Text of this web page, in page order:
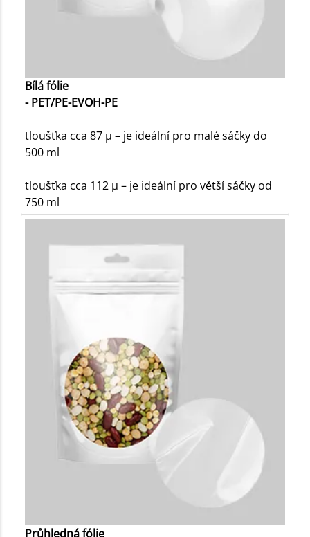
Bílá fólie
- PET/PE-EVOH-PE
tloušťka cca 87 µ – je ideální pro malé sáčky do
500 ml
tloušťka cca 112 µ – je ideální pro větší sáčky od
750 ml
Průhledná fólie